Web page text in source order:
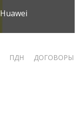
Huawei
ПДН
ДОГОВОРЫ